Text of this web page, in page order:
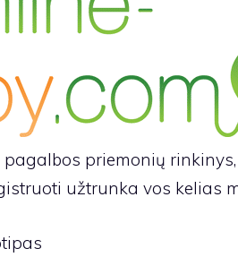
priemonių
užtrunka vos kelias